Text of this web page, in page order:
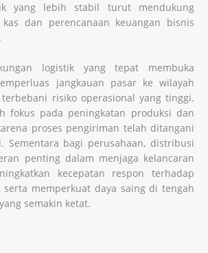
yang lebih stabil turut mendukung
dan perencanaan keuangan bisnis
logistik yang tepat membuka
jangkauan pasar ke wilayah
risiko operasional yang tinggi.
fokus pada peningkatan produksi dan
proses pengiriman telah ditangani
Sementara bagi perusahaan, distribusi
penting dalam menjaga kelancaran
kecepatan respon terhadap
serta memperkuat daya saing di tengah
semakin ketat.